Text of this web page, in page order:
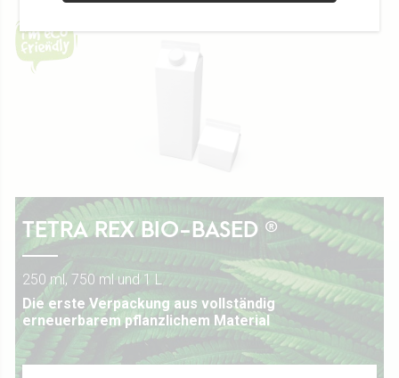
TETRA REX BIO-BASED ®
250 ml, 750 ml und 1 L
Die erste Verpackung aus vollständig
erneuerbarem pflanzlichem Material